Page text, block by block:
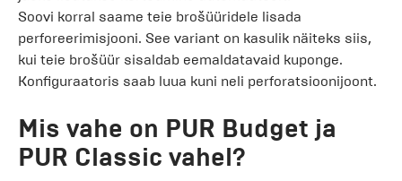
Soovi korral saame teie brošüüridele lisada
perforeerimisjooni. See variant on kasulik näiteks siis,
kui teie brošüür sisaldab eemaldatavaid kuponge.
Konfiguraatoris saab luua kuni neli perforatsioonijoont.
Mis vahe on PUR Budget ja
PUR Classic vahel?